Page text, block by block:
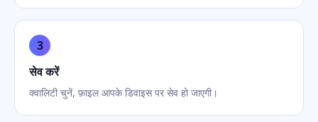
3
सेव करें
क्वालिटी चुनें, फ़ाइल आपके डिवाइस पर सेव हो जाएगी।